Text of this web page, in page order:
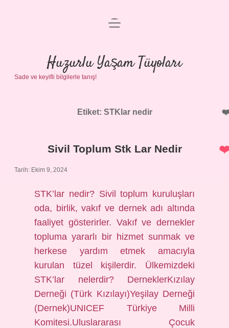
Anasayfa
Gizlilik Politikası
Yasal Uyarı
menüyü
Huzurlu Yaşam Tüyoları
Sade ve keyifli bilgilerle tanış!
Etiket: STKlar nedir
Sivil Toplum Stk Lar Nedir
Tarih: Ekim 9, 2024
STK’lar nedir? Sivil toplum kuruluşları
oda, birlik, vakıf ve dernek adı altında
faaliyet gösterirler. Vakıf ve dernekler
topluma yararlı bir hizmet sunmak ve
herkese yardım etmek amacıyla
kurulan tüzel kişilerdir. Ülkemizdeki
STK’lar nelerdir? DerneklerKızılay
Derneği (Türk Kızılayı)Yeşilay Derneği
(Dernek)UNICEF Türkiye Milli
Komitesi.Uluslararası Çocuk